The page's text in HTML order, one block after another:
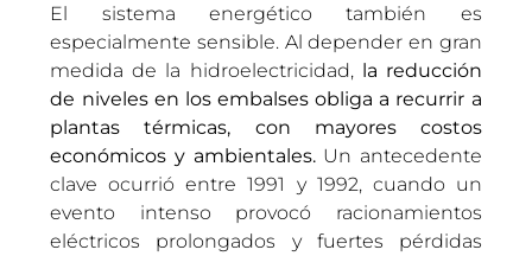
El sistema energético también es
especialmente sensible. Al depender en gran
medida de la hidroelectricidad, la reducción
de niveles en los embalses obliga a recurrir a
plantas térmicas, con mayores costos
económicos y ambientales.Un antecedente
clave ocurrió entre 1991 y 1992, cuando un
evento intenso provocó racionamientos
eléctricos prolongados y fuertes pérdidas